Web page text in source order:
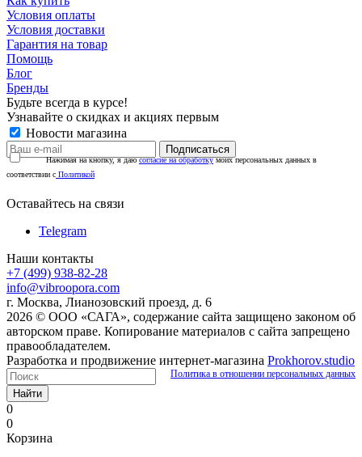
Условия оплаты
Условия доставки
Гарантия на товар
Помощь
Блог
Бренды
Будьте всегда в курсе!
Узнавайте о скидках и акциях первым
Новости магазина
Нажимая на кнопку, я даюсогласие на обработкумоих персональных данных в
соответствии с Политикой
Оставайтесь на связи
Telegram
Наши контакты
+7 (499) 938-82-28
info@vibroopora.com
г. Москва, Лианозовский проезд, д. 6
2026 © ООО «САГА», содержание сайта защищено законом об
авторском праве. Копирование материалов с сайта запрещено
правообладателем.
Разработка и продвижение интернет-магазина Prokhorov.studio
Политика в отношении персональных данных
Найти
0
0
Корзина